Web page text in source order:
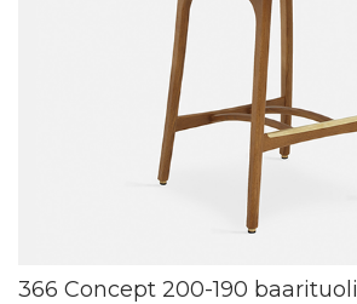
366 Concept 200-190 baarituoli